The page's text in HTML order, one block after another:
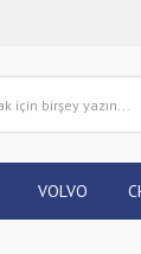
VOLVO